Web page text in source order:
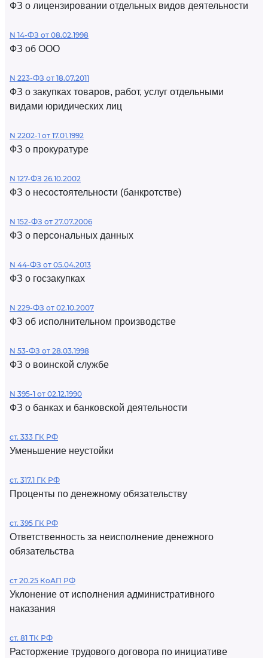
ФЗ о лицензировании отдельных видов деятельности
N 14-ФЗ от 08.02.1998
ФЗ об ООО
N 223-ФЗ от 18.07.2011
ФЗ о закупках товаров, работ, услуг отдельными
видами юридических лиц
N 2202-1 от 17.01.1992
ФЗ о прокуратуре
N 127-ФЗ 26.10.2002
ФЗ о несостоятельности (банкротстве)
N 152-ФЗ от 27.07.2006
ФЗ о персональных данных
N 44-ФЗ от 05.04.2013
ФЗ о госзакупках
N 229-ФЗ от 02.10.2007
ФЗ об исполнительном производстве
N 53-ФЗ от 28.03.1998
ФЗ о воинской службе
N 395-1 от 02.12.1990
ФЗ о банках и банковской деятельности
ст. 333 ГК РФ
Уменьшение неустойки
ст. 317.1 ГК РФ
Проценты по денежному обязательству
ст. 395 ГК РФ
Ответственность за неисполнение денежного
обязательства
ст 20.25 КоАП РФ
Уклонение от исполнения административного
наказания
ст. 81 ТК РФ
Расторжение трудового договора по инициативе